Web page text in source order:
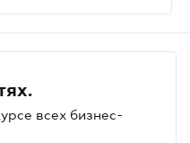
всех бизнес-